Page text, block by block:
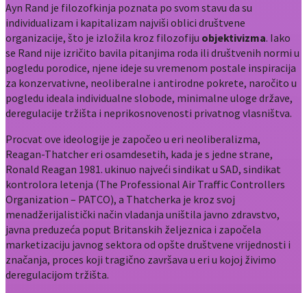
Ayn Rand je filozofkinja poznata po svom stavu da su
individualizam i kapitalizam najviši oblici društvene
organizacije, što je izložila kroz filozofiju objektivizma. Iako
se Rand nije izričito bavila pitanjima roda ili društvenih normi u
pogledu porodice, njene ideje su vremenom postale inspiracija
za konzervativne, neoliberalne i antirodne pokrete, naročito u
pogledu ideala individualne slobode, minimalne uloge države,
deregulacije tržišta i neprikosnovenosti privatnog vlasništva.
Procvat ove ideologije je započeo u eri neoliberalizma,
Reagan-Thatcher eri osamdesetih, kada je s jedne strane,
Ronald Reagan 1981. ukinuo najveći sindikat u SAD, sindikat
kontrolora letenja (The Professional Air Traffic Controllers
Organization – PATCO), a Thatcherka je kroz svoj
menadžerijalistički način vladanja uništila javno zdravstvo,
javna preduzeća poput Britanskih željeznica i započela
marketizaciju javnog sektora od opšte društvene vrijednosti i
značanja, proces koji tragično završava u eri u kojoj živimo
deregulacijom tržišta.